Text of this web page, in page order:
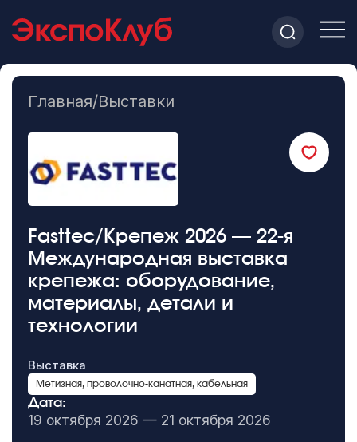
Главная/Выставки
Fasttec/Крепеж 2026 — 22-я
Международная выставка
крепежа: оборудование,
материалы, детали и
технологии
Выставка
Метизная, проволочно-канатная, кабельная
Дата:
19 октября 2026 — 21 октября 2026